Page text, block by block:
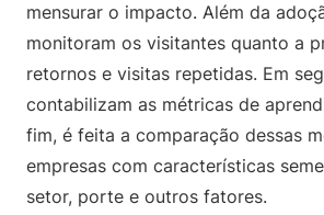
mensurar o impacto. Além da
monitoram os visitantes quanto a
retornos e visitas repetidas. Em
contabilizam as métricas de
fim, é feita a comparação dessas
empresas com características
setor, porte e outros fatores.